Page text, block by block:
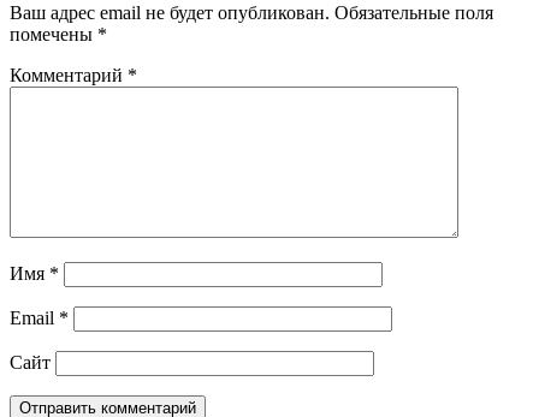
Ваш адрес email не будет опубликован. Обязательные поля
помечены *
Комментарий *
Имя *
Email *
Сайт